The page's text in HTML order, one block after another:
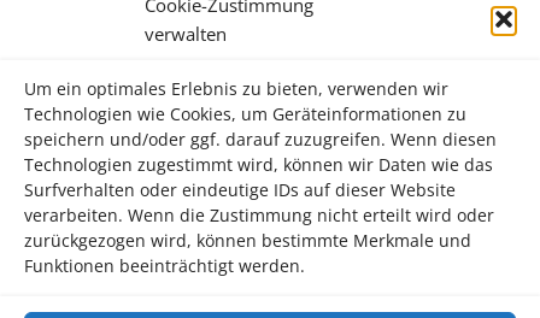
Cookie-Zustimmung
verwalten
Um ein optimales Erlebnis zu bieten, verwenden wir
Technologien wie Cookies, um Geräteinformationen zu
speichern und/oder ggf. darauf zuzugreifen. Wenn diesen
Technologien zugestimmt wird, können wir Daten wie das
Surfverhalten oder eindeutige IDs auf dieser Website
verarbeiten. Wenn die Zustimmung nicht erteilt wird oder
zurückgezogen wird, können bestimmte Merkmale und
Funktionen beeinträchtigt werden.
Rechtliches
Impressum
Datenschutzerklärung
Kontakt
Informatives